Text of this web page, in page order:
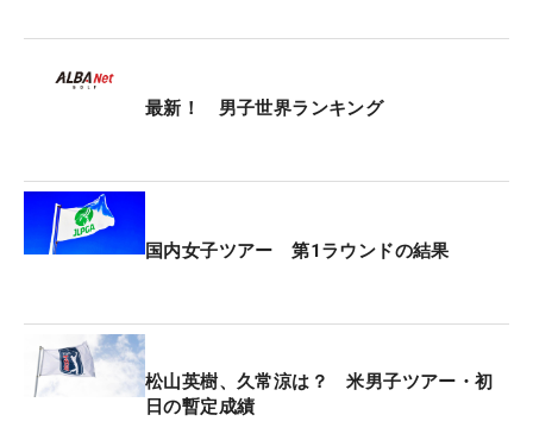
タル5アンダー・42位タイに浮上した。
最新！ 男子世界ランキング
国内女子ツアー 第1ラウンドの結果
松山英樹、久常涼は？ 米男子ツアー・初
日の暫定成績